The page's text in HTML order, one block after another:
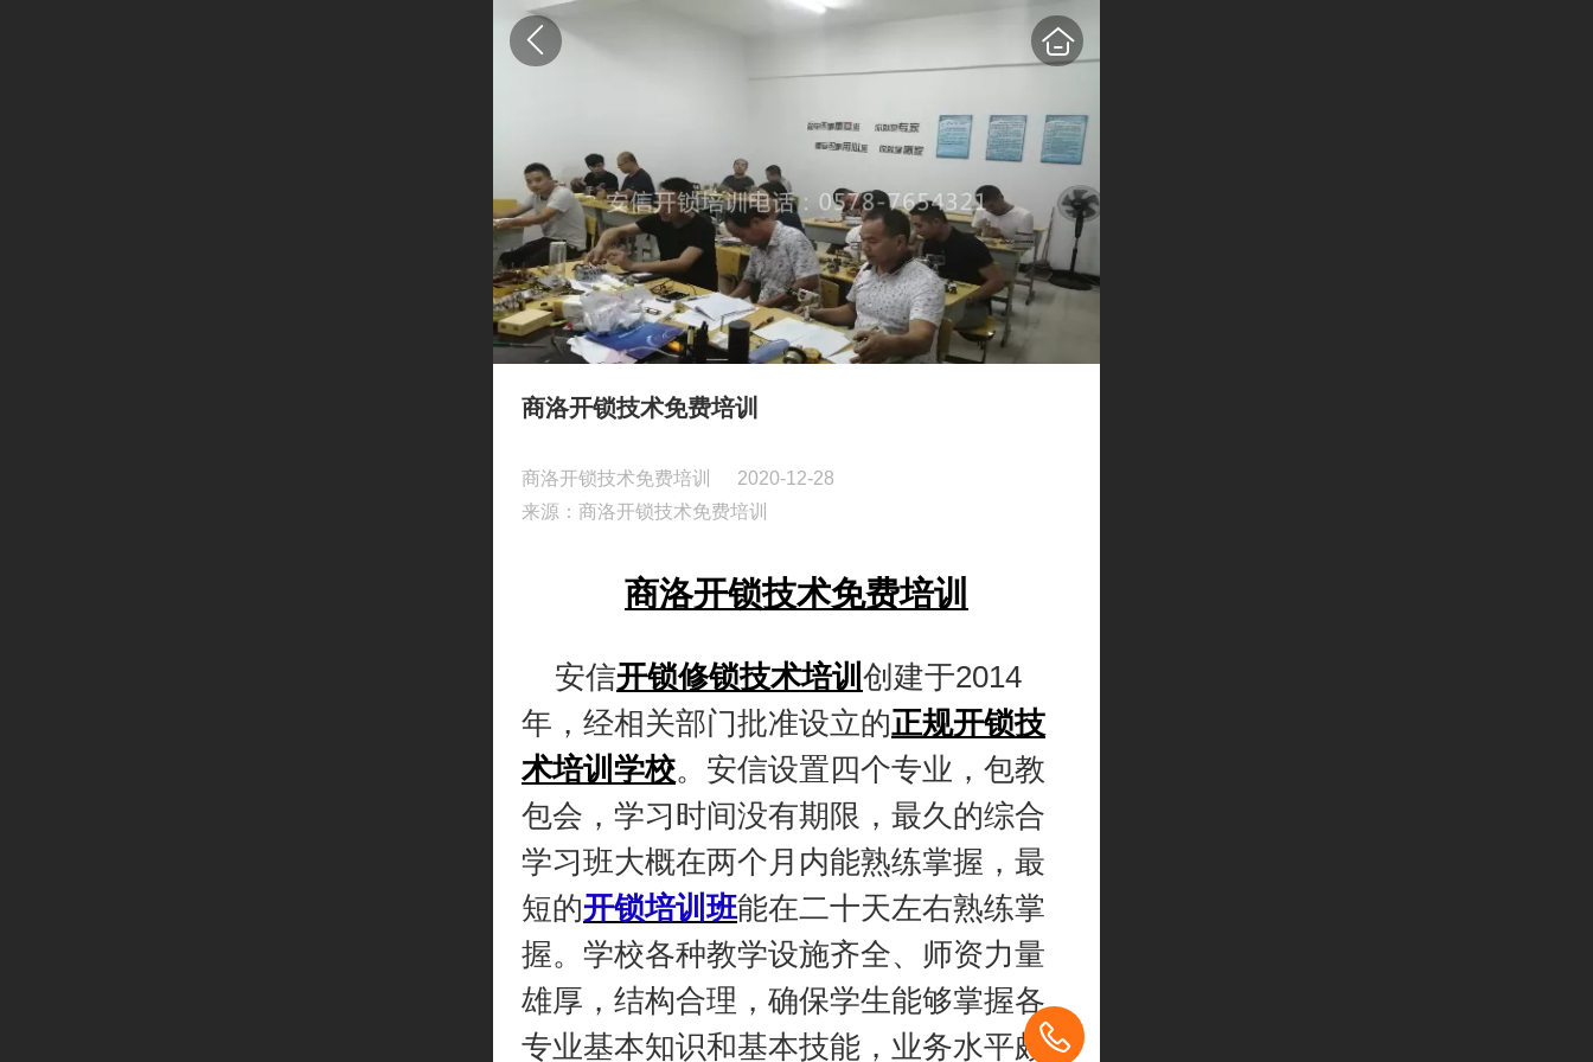
商洛开锁技术免费培训
商洛开锁技术免费培训
2020-12-28
来源：商洛开锁技术免费培训
商洛开锁技术免费培训
安信开锁修锁技术培训 创建于2014
年，经相关部门批准设立的正规开锁技
术培训学校。 安信设置四个专业，包教
包会， 学习时间没有期限， 最久的综合
学习班大概在两个月内能熟练掌握，最
短的开锁培训班能在二十天左右熟练掌
握。 学校各种教学设施齐全、师资力量
雄厚，结构合理，确保学生能够掌握各
专业基本知识和基本技能， 业务水平颇